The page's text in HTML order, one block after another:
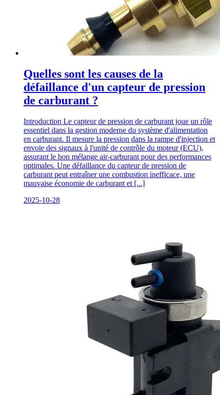
Quelles sont les causes de la
défaillance d'un capteur de pression
de carburant ?
Introduction Le capteur de pression de carburant joue un rôle
essentiel dans la gestion moderne du système d'alimentation
en carburant. Il mesure la pression dans la rampe d'injection et
envoie des signaux à l'unité de contrôle du moteur (ECU),
assurant le bon mélange air-carburant pour des performances
optimales. Une défaillance du capteur de pression de
carburant peut entraîner une combustion inefficace, une
mauvaise économie de carburant et [...]
2025-10-28